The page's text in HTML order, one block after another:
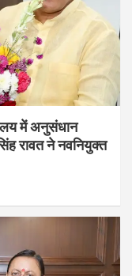
में अनुसंधान
रावत ने नवनियुक्त